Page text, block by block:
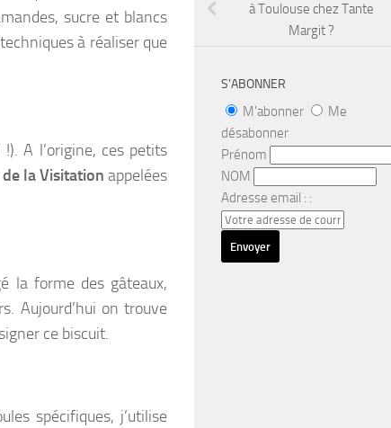
sucre et blancs
à réaliser que
A l’origine, ces petits
de la Visitation appelées
la forme des gâteaux,
Aujourd’hui on trouve
ce biscuit.
spécifiques, j’utilise
à Toulouse chez Tante
Margit ?
S’ABONNER
M'abonner
Me
désabonner
Prénom
NOM
Adresse email : :